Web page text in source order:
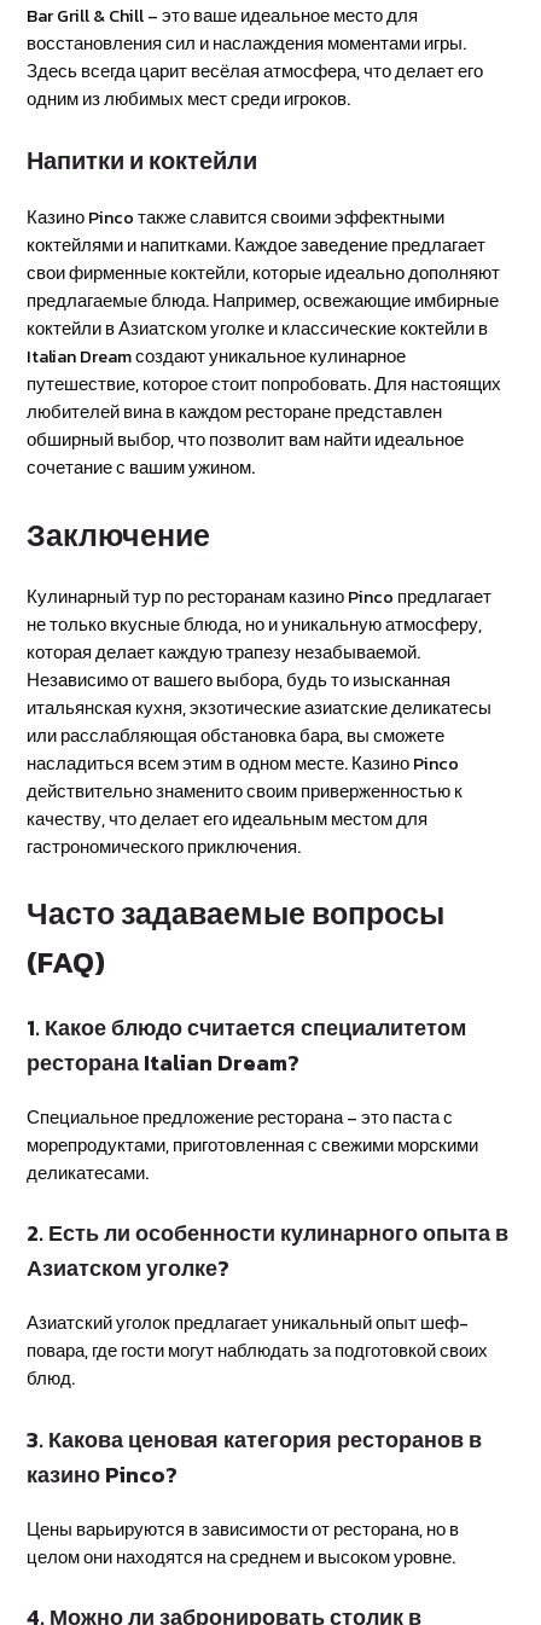
Bar Grill & Chill – это ваше идеальное место для
восстановления сил и наслаждения моментами игры.
Здесь всегда царит весёлая атмосфера, что делает его
одним из любимых мест среди игроков.
Напитки и коктейли
Казино Pinco также славится своими эффектными
коктейлями и напитками. Каждое заведение предлагает
свои фирменные коктейли, которые идеально дополняют
предлагаемые блюда. Например, освежающие имбирные
коктейли в Азиатском уголке и классические коктейли в
Italian Dream создают уникальное кулинарное
путешествие, которое стоит попробовать. Для настоящих
любителей вина в каждом ресторане представлен
обширный выбор, что позволит вам найти идеальное
сочетание с вашим ужином.
Заключение
Кулинарный тур по ресторанам казино Pinco предлагает
не только вкусные блюда, но и уникальную атмосферу,
которая делает каждую трапезу незабываемой.
Независимо от вашего выбора, будь то изысканная
итальянская кухня, экзотические азиатские деликатесы
или расслабляющая обстановка бара, вы сможете
насладиться всем этим в одном месте. Казино Pinco
действительно знаменито своим приверженностью к
качеству, что делает его идеальным местом для
гастрономического приключения.
Часто задаваемые вопросы
(FAQ)
1. Какое блюдо считается специалитетом
ресторана Italian Dream?
Специальное предложение ресторана – это паста с
морепродуктами, приготовленная с свежими морскими
деликатесами.
2. Есть ли особенности кулинарного опыта в
Азиатском уголке?
Азиатский уголок предлагает уникальный опыт шеф-
повара, где гости могут наблюдать за подготовкой своих
блюд.
3. Какова ценовая категория ресторанов в
казино Pinco?
Цены варьируются в зависимости от ресторана, но в
целом они находятся на среднем и высоком уровне.
4. Можно ли забронировать столик в